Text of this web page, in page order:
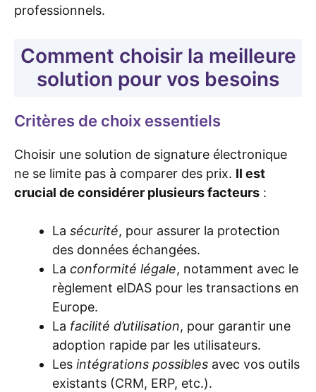
professionnels.
Comment choisir la meilleure
solution pour vos besoins
Critères de choix essentiels
Choisir une solution de signature électronique
ne se limite pas à comparer des prix. Il est
crucial de considérer plusieurs facteurs :
La sécurité, pour assurer la protection
des données échangées.
La conformité légale, notamment avec le
règlement eIDAS pour les transactions en
Europe.
La facilité d’utilisation, pour garantir une
adoption rapide par les utilisateurs.
Les intégrations possibles avec vos outils
existants (CRM, ERP, etc.).